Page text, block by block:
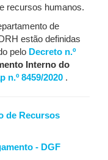
recursos humanos.
de
estão definidas
pelo Decreto n.º
Interno do
n.º 8459/2020 .
de Recursos
- DGF